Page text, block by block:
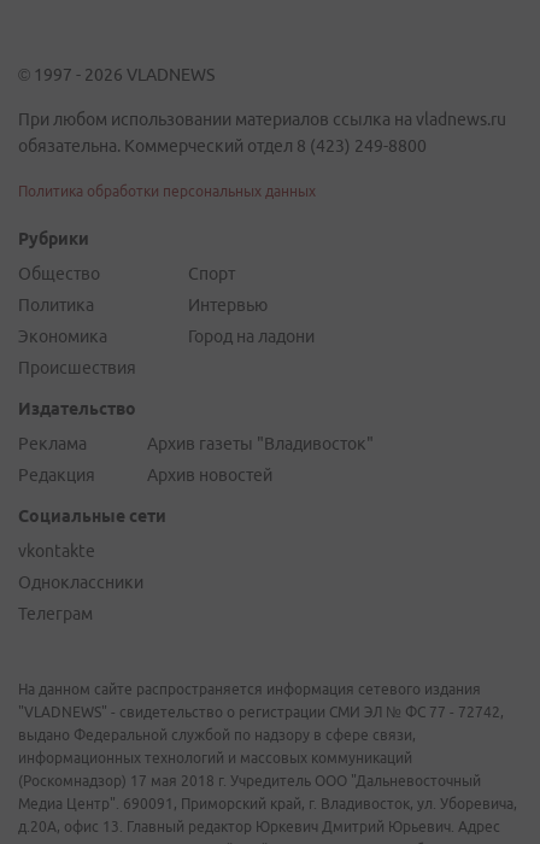
© 1997 - 2026 VLADNEWS
При любом использовании материалов ссылка на vladnews.ru
обязательна. Коммерческий отдел 8 (423) 249-8800
Политика обработки персональных данных
Рубрики
Общество
Политика
Экономика
Происшествия
Спорт
Интервью
Город на ладони
Издательство
Реклама
Редакция
Архив газеты "Владивосток"
Архив новостей
Социальные сети
vkontakte
Одноклассники
Телеграм
На данном сайте распространяется информация сетевого издания
"VLADNEWS" - свидетельство о регистрации СМИ ЭЛ № ФС 77 - 72742,
выдано Федеральной службой по надзору в сфере связи,
информационных технологий и массовых коммуникаций
(Роскомнадзор) 17 мая 2018 г. Учредитель ООО "Дальневосточный
Медиа Центр". 690091, Приморский край, г. Владивосток, ул. Уборевича,
д.20А, офис 13. Главный редактор Юркевич Дмитрий Юрьевич. Адрес